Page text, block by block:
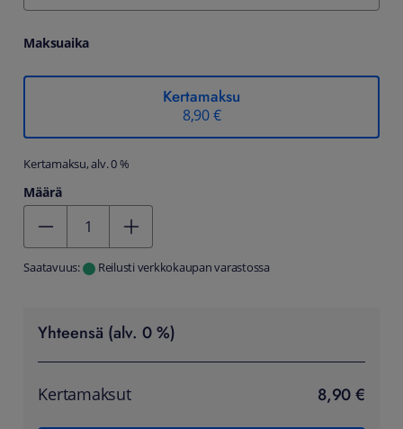
Maksuaika
Kertamaksu
8,90 €
Kertamaksu, alv. 0 %
Määrä
Saatavuus: Reilusti verkkokaupan varastossa
Yhteensä (alv. 0 %)
Kertamaksut 8,90 €